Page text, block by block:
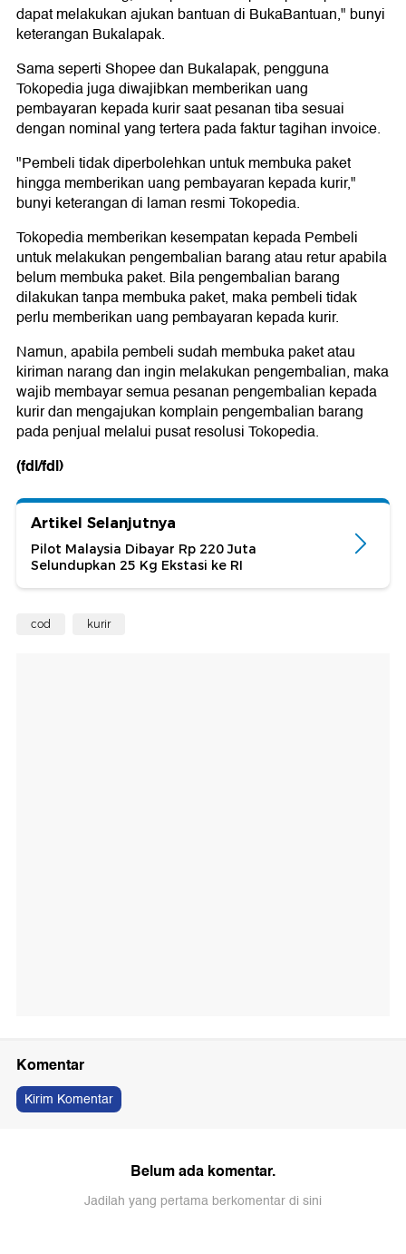
dapat melakukan ajukan bantuan di BukaBantuan," bunyi
keterangan Bukalapak.
Sama seperti Shopee dan Bukalapak, pengguna
Tokopedia juga diwajibkan memberikan uang
pembayaran kepada kurir saat pesanan tiba sesuai
dengan nominal yang tertera pada faktur tagihan invoice.
"Pembeli tidak diperbolehkan untuk membuka paket
hingga memberikan uang pembayaran kepada kurir,"
bunyi keterangan di laman resmi Tokopedia.
Tokopedia memberikan kesempatan kepada Pembeli
untuk melakukan pengembalian barang atau retur apabila
belum membuka paket. Bila pengembalian barang
dilakukan tanpa membuka paket, maka pembeli tidak
perlu memberikan uang pembayaran kepada kurir.
Namun, apabila pembeli sudah membuka paket atau
kiriman narang dan ingin melakukan pengembalian, maka
wajib membayar semua pesanan pengembalian kepada
kurir dan mengajukan komplain pengembalian barang
pada penjual melalui pusat resolusi Tokopedia.
(fdl/fdl)
Artikel Selanjutnya
Pilot Malaysia Dibayar Rp 220 Juta
Selundupkan 25 Kg Ekstasi ke RI
cod kurir
Komentar
Kirim Komentar
Belum ada komentar.
Jadilah yang pertama berkomentar di sini